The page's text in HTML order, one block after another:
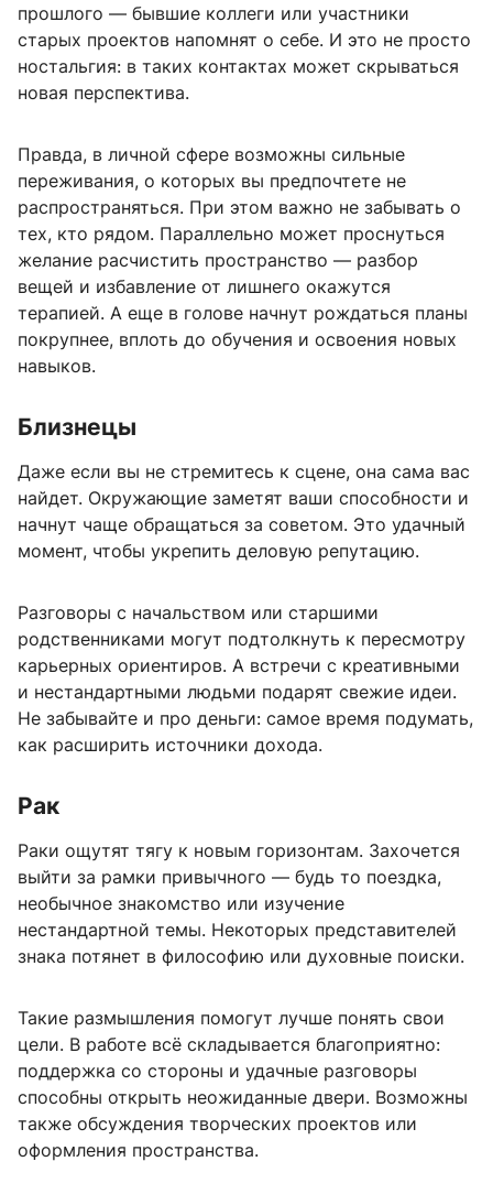
прошлого — бывшие коллеги или участники
старых проектов напомнят о себе. И это не просто
ностальгия: в таких контактах может скрываться
новая перспектива.
Правда, в личной сфере возможны сильные
переживания, о которых вы предпочтете не
распространяться. При этом важно не забывать о
тех, кто рядом. Параллельно может проснуться
желание расчистить пространство — разбор
вещей и избавление от лишнего окажутся
терапией. А еще в голове начнут рождаться планы
покрупнее, вплоть до обучения и освоения новых
навыков.
Близнецы
Даже если вы не стремитесь к сцене, она сама вас
найдет. Окружающие заметят ваши способности и
начнут чаще обращаться за советом. Это удачный
момент, чтобы укрепить деловую репутацию.
Разговоры с начальством или старшими
родственниками могут подтолкнуть к пересмотру
карьерных ориентиров. А встречи с креативными
и нестандартными людьми подарят свежие идеи.
Не забывайте и про деньги: самое время подумать,
как расширить источники дохода.
Рак
Раки ощутят тягу к новым горизонтам. Захочется
выйти за рамки привычного — будь то поездка,
необычное знакомство или изучение
нестандартной темы. Некоторых представителей
знака потянет в философию или духовные поиски.
Такие размышления помогут лучше понять свои
цели. В работе всё складывается благоприятно:
поддержка со стороны и удачные разговоры
способны открыть неожиданные двери. Возможны
также обсуждения творческих проектов или
оформления пространства.